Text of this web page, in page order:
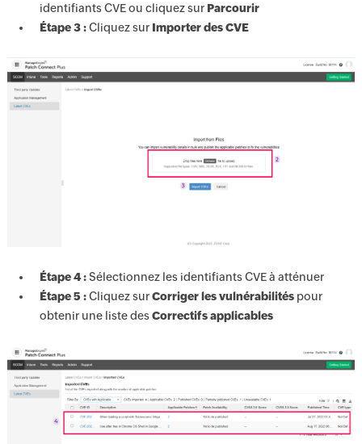
identifiants CVE ou cliquez sur Parcourir
Étape 3 :Cliquez sur Importer des CVE
Étape 4 :Sélectionnez les identifiants CVE à atténuer
Étape 5 :Cliquez surCorriger les vulnérabilitéspour
obtenir une liste desCorrectifs applicables